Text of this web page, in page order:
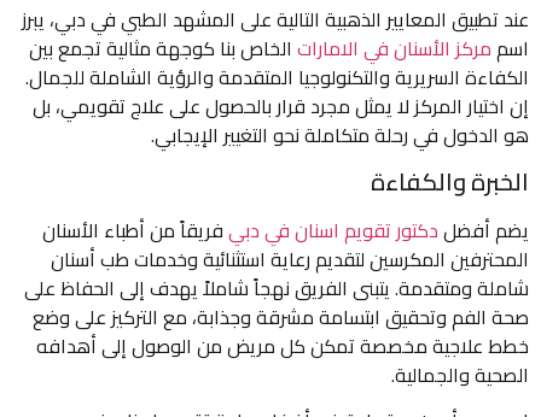
عند تطبيق المعايير الذهبية التالية على المشهد الطبي في دبي، يبرز
اسممركز الأسنان في الامارات الخاص بنا كوجهة مثالية تجمع بين
الكفاءة السريرية والتكنولوجيا المتقدمة والرؤية الشاملة للجمال.
إن اختيار المركز لا يمثل مجرد قرار بالحصول على علاج تقويمي، بل
هو الدخول في رحلة متكاملة نحو التغيير الإيجابي.
الخبرة والكفاءة
يضم أفضلدكتور تقويم اسنان في دبيفريقاً من أطباء الأسنان
المحترفين المكرسين لتقديم رعاية استثنائية وخدمات طب أسنان
شاملة ومتقدمة. يتبنى الفريق نهجاً شاملاً يهدف إلى الحفاظ على
صحة الفم وتحقيق ابتسامة مشرقة وجذابة، مع التركيز على وضع
خطط علاجية مخصصة تمكن كل مريض من الوصول إلى أهدافه
الصحية والجمالية.